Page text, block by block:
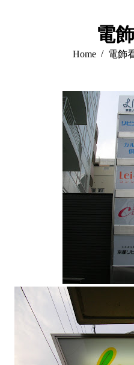
電
You are here:
Home 電飾